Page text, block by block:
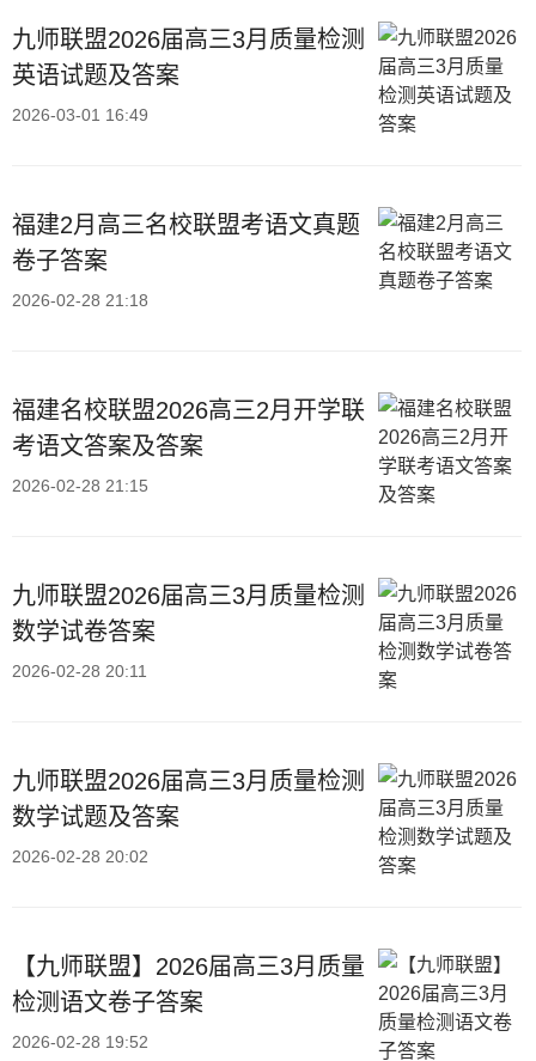
九师联盟2026届高三3月质量检测
英语试题及答案
2026-03-01 16:49
福建2月高三名校联盟考语文真题
卷子答案
2026-02-28 21:18
福建名校联盟2026高三2月开学联
考语文答案及答案
2026-02-28 21:15
九师联盟2026届高三3月质量检测
数学试卷答案
2026-02-28 20:11
九师联盟2026届高三3月质量检测
数学试题及答案
2026-02-28 20:02
【九师联盟】2026届高三3月质量
检测语文卷子答案
2026-02-28 19:52